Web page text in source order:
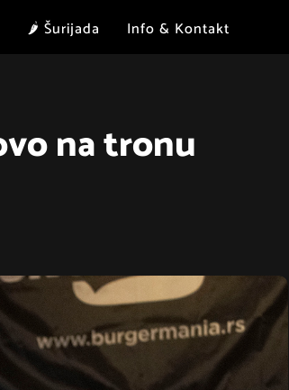
🌶 Šurijada Info & Kontakt
na tronu